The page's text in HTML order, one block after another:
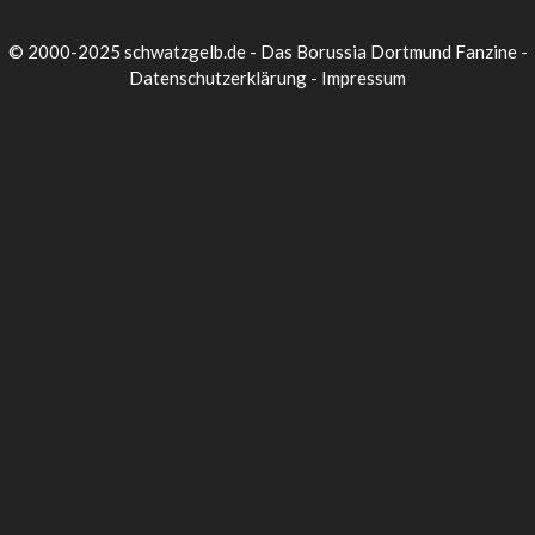
© 2000-2025 schwatzgelb.de - Das Borussia Dortmund Fanzine -
Datenschutzerklärung - Impressum